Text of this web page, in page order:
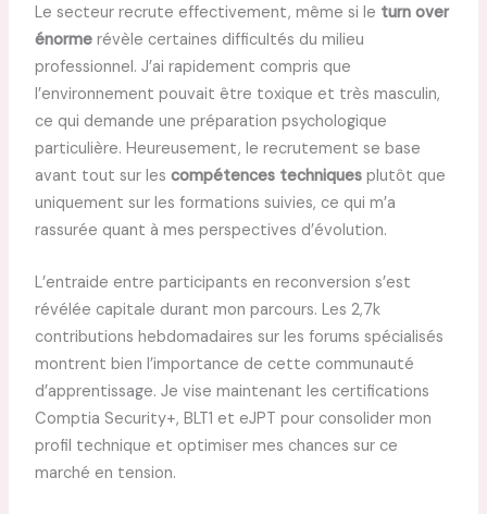
Le secteur recrute effectivement, même si le turn over
énormerévèle certaines difficultés du milieu
professionnel. J’ai rapidement compris que
l’environnement pouvait être toxique et très masculin,
ce qui demande une préparation psychologique
particulière. Heureusement, le recrutement se base
avant tout sur les compétences techniquesplutôt que
uniquement sur les formations suivies, ce qui m’a
rassurée quant à mes perspectives d’évolution.
L’entraide entre participants en reconversion s’est
révélée capitale durant mon parcours. Les 2,7k
contributions hebdomadaires sur les forums spécialisés
montrent bien l’importance de cette communauté
d’apprentissage. Je vise maintenant les certifications
Comptia Security+, BLT1 et eJPT pour consolider mon
profil technique et optimiser mes chances sur ce
marché en tension.